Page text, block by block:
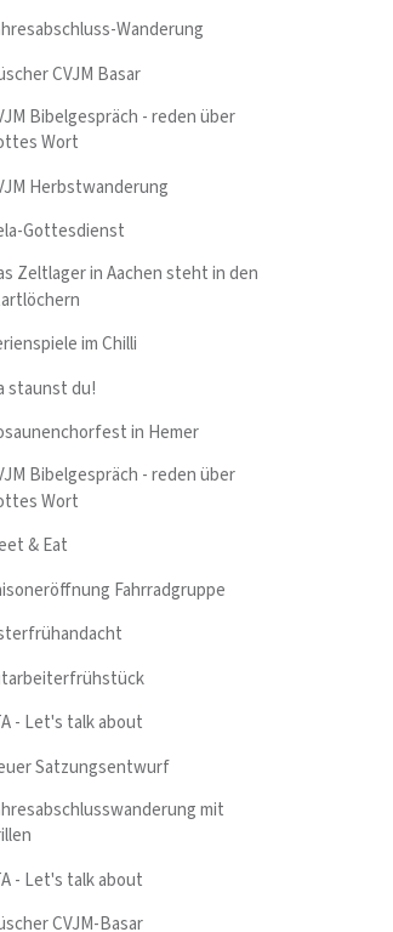
Wanderung
CVJM Basar
Bibelgespräch - reden über
Wort
Herbstwanderung
Gottesdienst
Zeltlager in Aachen steht in den
im Chilli
staunst du!
in Hemer
Bibelgespräch - reden über
Wort
& Eat
Fahrradgruppe
- Let's talk about
Satzungsentwurf
mit
- Let's talk about
CVJM-Basar